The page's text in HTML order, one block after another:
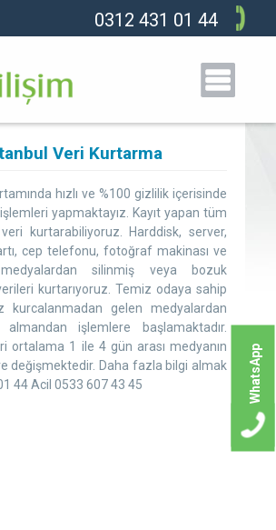
0312 431 01 44
Veri Kurtarma
hızlı ve %100 gizlilik içerisinde
yapmaktayız. Kayıt yapan tüm
kurtarabiliyoruz. Harddisk, server,
cep telefonu, fotoğraf makinası ve
silinmiş veya bozuk
kurtarıyoruz. Temiz odaya sahip
kurcalanmadan gelen medyalardan
işlemlere başlamaktadır.
ortalama 1 ile 4 gün arası medyanın
değişmektedir. Daha fazla bilgi almak
44 Acil 0533 607 43 45
WhatsApp